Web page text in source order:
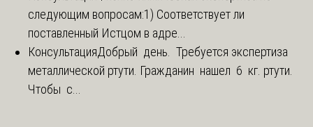
следующим вопросам:1) Соответствует ли
поставленный Истцом в адре...
КонсультацияДобрый день. Требуется экспертиза
металлической ртути. Гражданин нашел 6 кг. ртути.
Чтобы с...